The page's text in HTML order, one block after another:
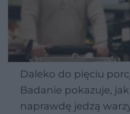
Daleko do pięciu
Badanie pokazuje,
naprawdę jedzą